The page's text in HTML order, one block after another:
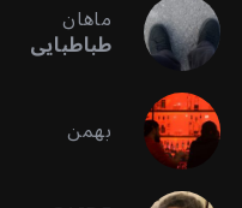
ماهان
طباطبایی
بهمن